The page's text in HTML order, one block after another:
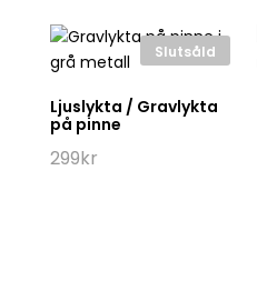
Slutsåld
Ljuslykta / Gravlykta
på pinne
299kr